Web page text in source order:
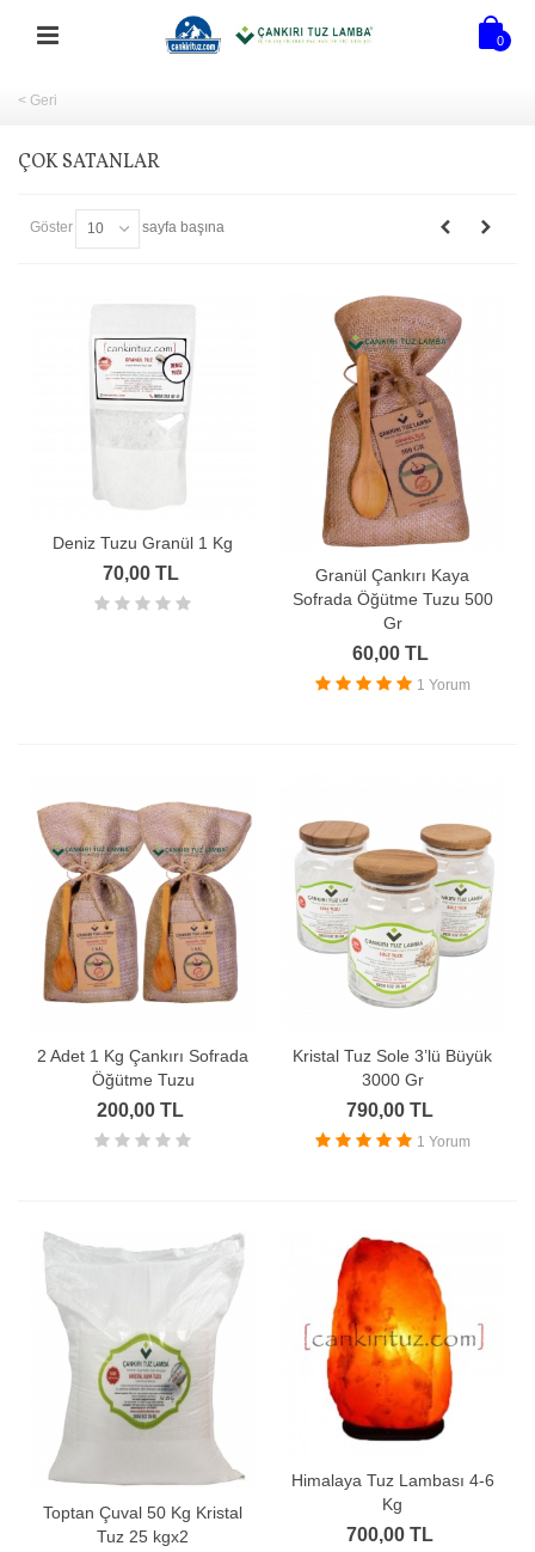
0
< Geri
ÇOK SATANLAR
Göster 10 sayfa başına
Deniz Tuzu Granül 1 Kg
70,00 TL
Granül Çankırı Kaya
Sofrada Öğütme Tuzu 500
Gr
60,00 TL
1 Yorum
2 Adet 1 Kg Çankırı Sofrada
Öğütme Tuzu
200,00 TL
Kristal Tuz Sole 3’lü Büyük
3000 Gr
790,00 TL
1 Yorum
Toptan Çuval 50 Kg Kristal
Tuz 25 kgx2
Himalaya Tuz Lambası 4-6
Kg
700,00 TL